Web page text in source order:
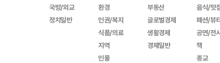
국방/외교
정치일반
환경
인권/복지
식품/의료
지역
인물
부동산
글로벌경제
생활경제
경제일반
음식/맛
패션/뷰
공연/전
책
종교